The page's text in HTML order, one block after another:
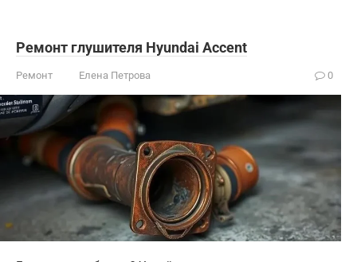
Ремонт глушителя Hyundai Accent
Ремонт Елена Петрова 0